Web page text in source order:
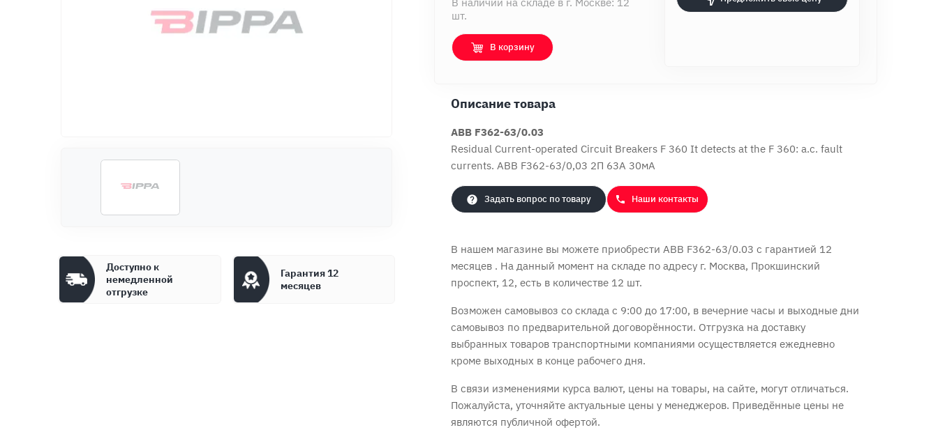
Доступно к
немедленной
отгрузке
Гарантия 12
месяцев
шт.
В корзину
Описание товара
ABB F362-63/0.03
Residual Current-operated Circuit Breakers F 360 It detects at the F 360: a.c. fault
currents. ABB F362-63/0,03 2П 63А 30мА
Задать вопрос по товару Наши контакты
В нашем магазине вы можете приобрести ABB F362-63/0.03 с гарантией 12
месяцев . На данный момент на складе по адресу г. Москва, Прокшинский
проспект, 12, есть в количестве 12 шт.
Возможен самовывоз со склада с 9:00 до 17:00, в вечерние часы и выходные дни
самовывоз по предварительной договорённости. Отгрузка на доставку
выбранных товаров транспортными компаниями осуществляется ежедневно
кроме выходных в конце рабочего дня.
В связи изменениями курса валют, цены на товары, на сайте, могут отличаться.
Пожалуйста, уточняйте актуальные цены у менеджеров. Приведённые цены не
являются публичной офертой.
Оформить заказ